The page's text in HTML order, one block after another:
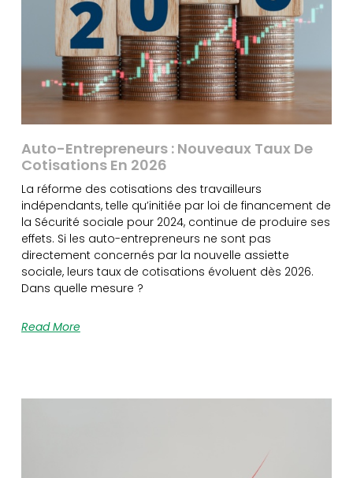
Auto-Entrepreneurs : Nouveaux Taux De
Cotisations En 2026
La réforme des cotisations des travailleurs
indépendants, telle qu’initiée par loi de financement de
la Sécurité sociale pour 2024, continue de produire ses
effets. Si les auto-entrepreneurs ne sont pas
directement concernés par la nouvelle assiette
sociale, leurs taux de cotisations évoluent dès 2026.
Dans quelle mesure ?
Read More